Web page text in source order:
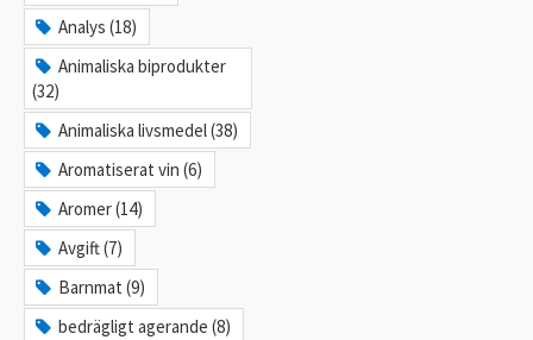
Analys (18)
Animaliska biprodukter
(32)
Animaliska livsmedel (38)
Aromatiserat vin (6)
Aromer (14)
Avgift (7)
Barnmat (9)
bedrägligt agerande (8)